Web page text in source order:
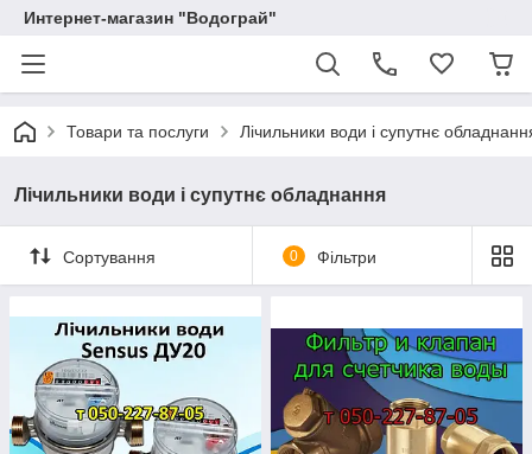
Интернет-магазин "Водограй"
Товари та послуги Лічильники води і супутнє
Лічильники води і супутнє обладнання
Сортування 0 Фільтри